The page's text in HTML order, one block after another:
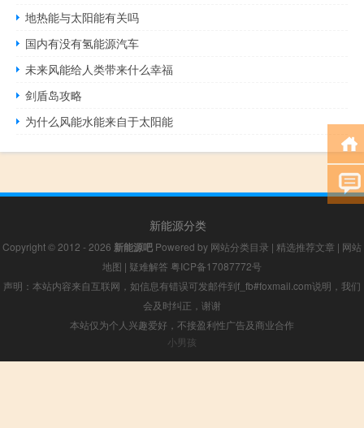
地热能与太阳能有关吗
国内有没有氢能源汽车
未来风能给人类带来什么幸福
剑盾岛攻略
为什么风能水能来自于太阳能
新能源分类
Copyright © 2012 - 2026 新能源吧 Powered by 网站分类目录 | 精选推荐文章 | 网站
地图 | 疑难解答 粤ICP备17087772号
声明：本站内容来自互联网，如信息有错误可发邮件到f_fb#foxmail.com说明，我们
会及时纠正，谢谢
本站仅为个人兴趣爱好，不接盈利性广告及商业合作
小男孩